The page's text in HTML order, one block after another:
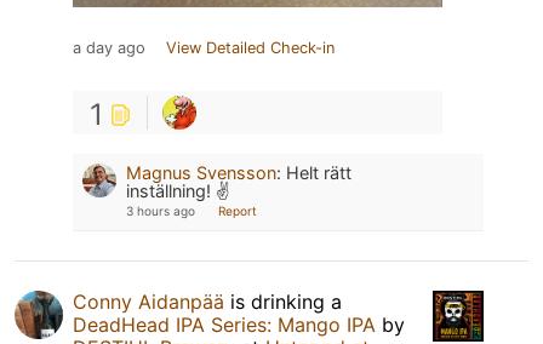
a day ago View Detailed Check-in
1
Magnus Svensson: Helt rätt
inställning! ✌️
3 hours ago Report
Conny Aidanpää is drinking a
DeadHead IPA Series: Mango IPA by